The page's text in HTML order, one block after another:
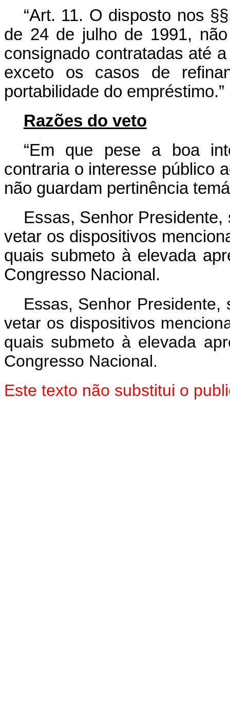
“Art. 11. O disposto nos
de 24 de julho de 1991,
consignado contratadas até
exceto os casos de
portabilidade do empréstimo.”
Razões do veto
“Em que pese a boa
contraria o interesse público
não guardam pertinência
Essas, Senhor
vetar os dispositivos
quais submeto à elevada
Congresso Nacional.
Essas, Senhor
vetar os dispositivos
quais submeto à elevada
Congresso Nacional.
Este texto não substitui o